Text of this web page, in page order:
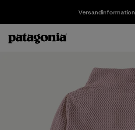
Versandinformation